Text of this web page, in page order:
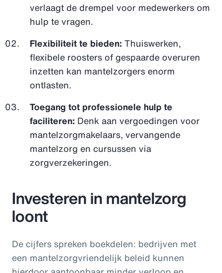
verlaagt de drempel voor medewerkers om
hulp te vragen.
Flexibiliteit te bieden: Thuiswerken,
flexibele roosters of gespaarde overuren
inzetten kan mantelzorgers enorm
ontlasten.
Toegang tot professionele hulp te
faciliteren: Denk aan vergoedingen voor
mantelzorgmakelaars, vervangende
mantelzorg en cursussen via
zorgverzekeringen.
Investeren in mantelzorg
loont
De cijfers spreken boekdelen: bedrijven met
een mantelzorgvriendelijk beleid kunnen